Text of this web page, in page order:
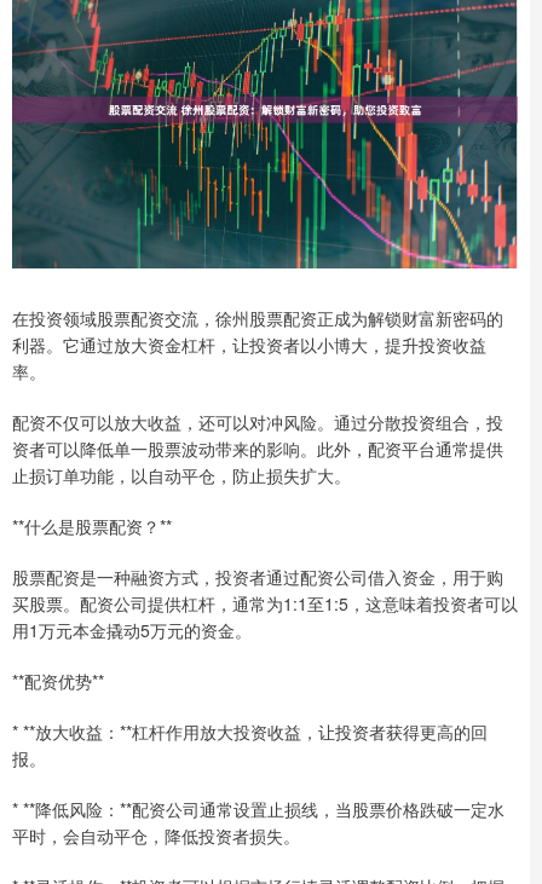
在投资领域股票配资交流，徐州股票配资正成为解锁财富新密码的
利器。它通过放大资金杠杆，让投资者以小博大，提升投资收益
率。
配资不仅可以放大收益，还可以对冲风险。通过分散投资组合，投
资者可以降低单一股票波动带来的影响。此外，配资平台通常提供
止损订单功能，以自动平仓，防止损失扩大。
**什么是股票配资？**
股票配资是一种融资方式，投资者通过配资公司借入资金，用于购
买股票。配资公司提供杠杆，通常为1:1至1:5，这意味着投资者可以
用1万元本金撬动5万元的资金。
**配资优势**
* **放大收益：**杠杆作用放大投资收益，让投资者获得更高的回
报。
* **降低风险：**配资公司通常设置止损线，当股票价格跌破一定水
平时，会自动平仓，降低投资者损失。